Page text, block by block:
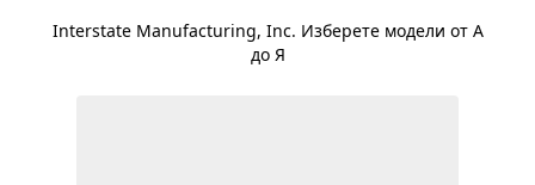
Interstate Manufacturing, Inc. Изберете модели от А
до Я